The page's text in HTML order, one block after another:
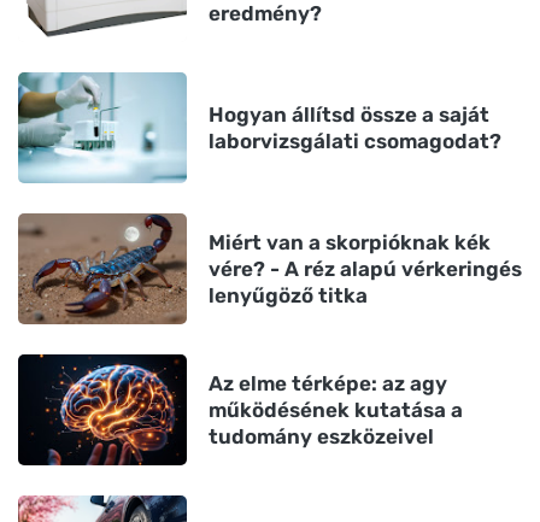
eredmény?
Hogyan állítsd össze a saját
laborvizsgálati csomagodat?
Miért van a skorpióknak kék
vére? - A réz alapú vérkeringés
lenyűgöző titka
Az elme térképe: az agy
működésének kutatása a
tudomány eszközeivel